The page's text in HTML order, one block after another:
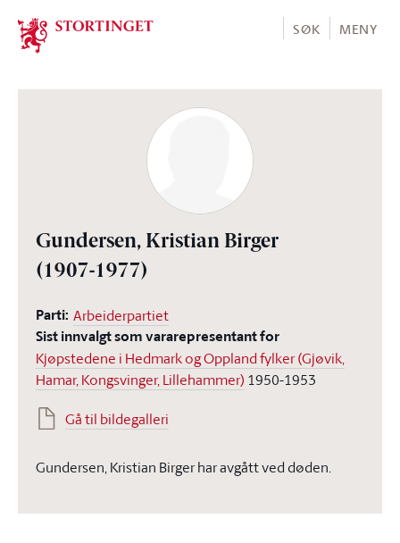
Stortinget.no
SØK MENY
Gundersen, Kristian Birger
(1907-1977)
Parti: Arbeiderpartiet
Sist innvalgt som vararepresentant for
Kjøpstedene i Hedmark og Oppland fylker (Gjøvik,
Hamar, Kongsvinger, Lillehammer) 1950-1953
Gå til bildegalleri
Gundersen, Kristian Birger har avgått ved døden.